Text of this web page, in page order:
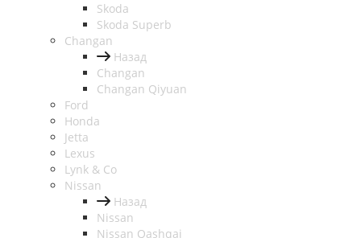
Skoda
Skoda Superb
Changan
Назад
Changan
Changan Qiyuan
Ford
Honda
Jetta
Lexus
Lynk & Co
Nissan
Назад
Nissan
Nissan Qashqai